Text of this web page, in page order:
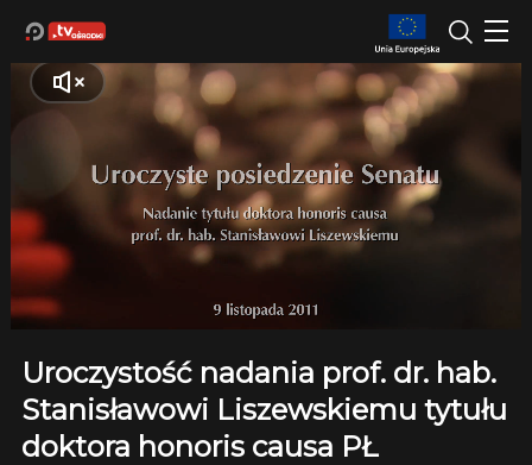
Uroczystość nadania prof. dr. hab.
Stanisławowi Liszewskiemu tytułu
doktora honoris causa PŁ